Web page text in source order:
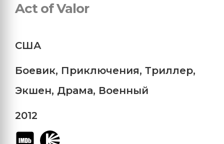
Act of Valor
США
Боевик, Приключения, Триллер,
Экшен, Драма, Военный
2012